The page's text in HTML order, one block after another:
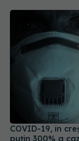
COVID-19, în
puțin 300% a